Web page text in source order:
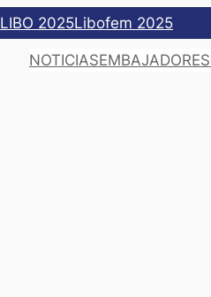
LIBO 2025Libofem 2025
NOTICIASEMBAJADORES